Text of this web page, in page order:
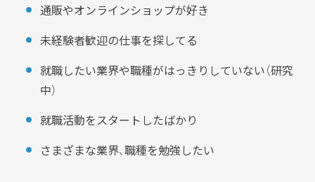
通販やオンラインショップが好き
未経験者歓迎の仕事を探してる
就職したい業界や職種がはっきりしていない（研究
中）
就職活動をスタートしたばかり
さまざまな業界、職種を勉強したい